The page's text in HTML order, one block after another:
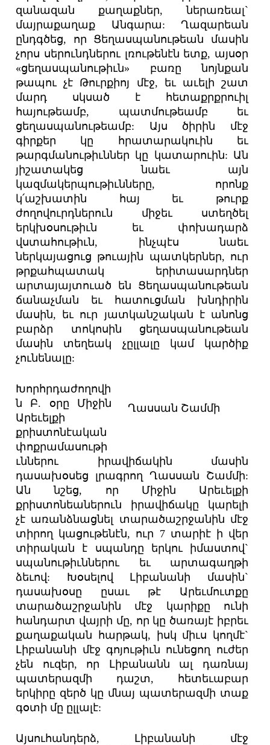
զանազան քաղաքներ, ներառեալ`
մայրաքաղաք Անգարա: Ղազարեան
ընդգծեց, որ Ցեղասպանութեան մասին
չորս սերունդներու լռութենէն ետք, այսօր
«ցեղասպանութիւն» բառը նոյնքան
թապու չէ Թուրքիոյ մէջ, եւ աւելի շատ
մարդ սկսած է հետաքրքրուիլ
հայութեամբ, պատմութեամբ եւ
ցեղասպանութեամբ: Այս ծիրին մէջ
գիրքեր կը հրատարակուին եւ
թարգմանութիւններ կը կատարուին: Ան
յիշատակեց նաեւ այն
կազմակերպութիւնները, որոնք
կ՛աշխատին հայ եւ թուրք
ժողովուրդներուն միջեւ ստեղծել
երկխօսութիւն եւ փոխադարձ
վստահութիւն, ինչպէս նաեւ
ներկայացուց թուային պատկերներ, ուր
թրքահպատակ երիտասարդներ
արտայայտուած են Ցեղասպանութեան
ճանաչման եւ հատուցման խնդիրին
մասին, եւ ուր յատկանշական է անոնց
բարձր տոկոսին ցեղասպանութեան
մասին տեղեակ չըլլալը կամ կարծիք
չունենալը:
Ղասսան Շամմի
Խորհրդաժողովի
ն Բ. օրը Միջին
Արեւելքի
քրիստոնէական
փոքրամասութի
ւններու իրավիճակին մասին
դասախօսեց լրագրող Ղասսան Շամմի:
Ան նշեց, որ Միջին Արեւելքի
քրիստոնեաներուն իրավիճակը կարելի
չէ առանձնացնել տարածաշրջանին մէջ
տիրող կացութենէն, ուր 7 տարիէ ի վեր
տիրական է սպանդը երկու իմաստով`
սպանութիւններու եւ արտագաղթի
ձեւով: Խօսելով Լիբանանի մասին`
դասախօսը ըսաւ թէ Արեւմուտքը
տարածաշրջանին մէջ կարիքը ունի
հանդարտ վայրի մը, որ կը ծառայէ իբրեւ
քաղաքական հարթակ, իսկ միւս կողմէ`
Լիբանանի մէջ գոյութիւն ունեցող ուժեր
չեն ուզեր, որ Լիբանանն ալ դառնայ
պատերազմի դաշտ, հետեւաբար
երկիրը զերծ կը մնայ պատերազմի տաք
գօտի մը ըլլալէ:
Այսուհանդերձ, Լիբանանի մէջ